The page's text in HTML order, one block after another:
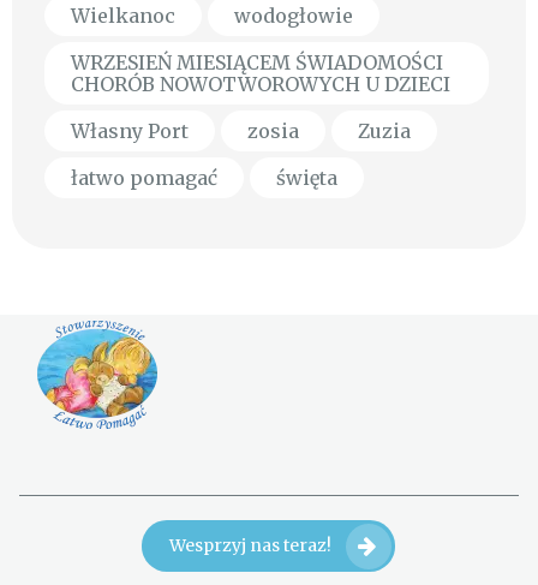
Wielkanoc
wodogłowie
WRZESIEŃ MIESIĄCEM ŚWIADOMOŚCI
CHORÓB NOWOTWOROWYCH U DZIECI
Własny Port
zosia
Zuzia
łatwo pomagać
święta
Wesprzyj nas teraz!